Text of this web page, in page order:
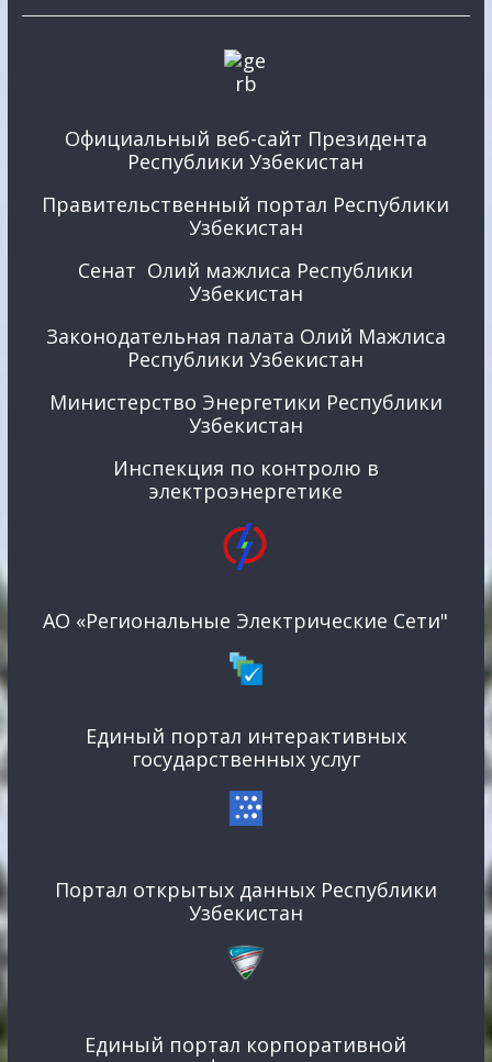
Официальный веб-сайт Президента
Республики Узбекистан
Правительственный портал Республики
Узбекистан
Сенат Олий мажлиса Республики
Узбекистан
Законодательная палата Олий Мажлиса
Республики Узбекистан
Министерство Энергетики Республики
Узбекистан
Инспекция по контролю в
электроэнергетике
АО «Региональные Электрические Сети"
Единый портал интерактивных
государственных услуг
Портал открытых данных Республики
Узбекистан
Единый портал корпоративной